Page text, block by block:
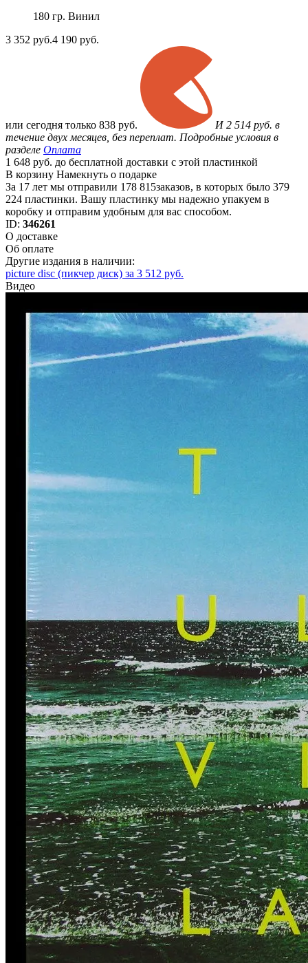
180 гр. Винил
3 352 руб.4 190 руб.
или сегодня только 838 руб.
И 2 514 руб. в
течение двух месяцев, без переплат. Подробные условия в
разделе Оплата
1 648 руб. до бесплатной доставки с этой пластинкой
В корзину Намекнуть о подарке
За 17 лет мы отправили 178 815заказов, в которых было 379
224 пластинки. Вашу пластинку мы надежно упакуем в
коробку и отправим удобным для вас способом.
ID: 346261
О доставке
Об оплате
Другие издания в наличии:
picture disc (пикчер диск) за 3 512 руб.
Видео